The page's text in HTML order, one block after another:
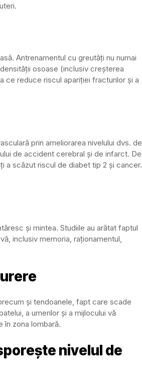
Antrenamentul cu greutăți nu numai
osoase (inclusiv creșterea
ce reduce riscul apariției fracturilor și a
prin ameliorarea nivelului dvs. de
de accident cerebral și de infarct. De
a scăzut riscul de diabet tip 2 și cancer.
și mintea. Studiile au arătat faptul
inclusiv memoria, raționamentul,
și tendoanele, fapt care scade
a umerilor și a mijlocului vă
în zona lombară.
nivelul de